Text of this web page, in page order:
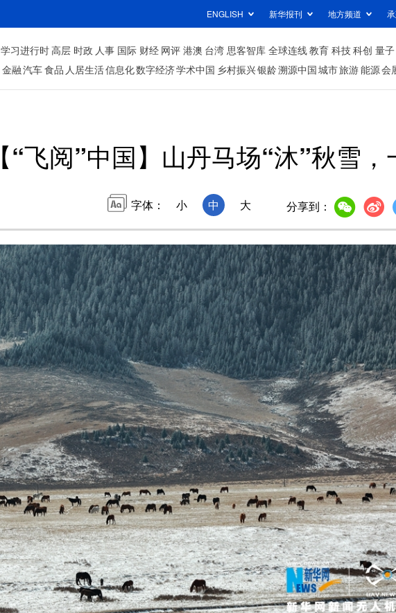
ENGLISH 新华报刊 地方频道
学习进行时高层 时政 人事 国际 财经 网评 港澳 台湾 思客智库 全球连线教育 科技科创 量子
金融汽车食品 人居生活信息化数字经济学术中国 乡村振兴银龄溯源中国城市旅游能源会
【“飞阅”中国】山丹马场“沐”秋雪
字体： 小 中 大 分享到：